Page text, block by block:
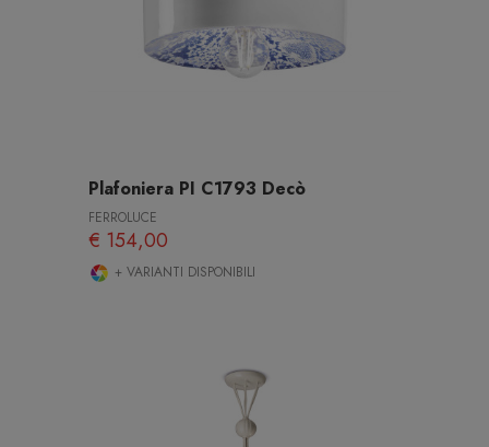
Plafoniera PI C1793 Decò
FERROLUCE
€ 154,00
+ VARIANTI DISPONIBILI